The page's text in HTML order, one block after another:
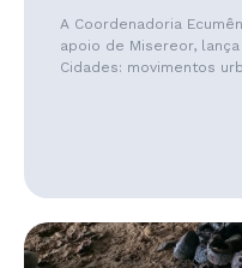
A Coordenadoria
apoio de Misereor,
Cidades: movimentos